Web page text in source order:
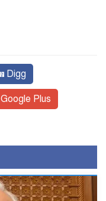
Digg
Google Plus